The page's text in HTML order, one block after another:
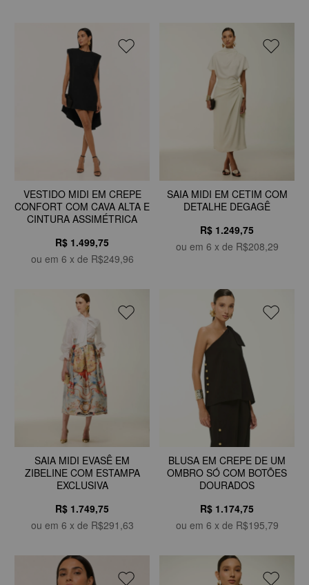
VESTIDO MIDI EM CREPE
CONFORT COM CAVA ALTA E
CINTURA ASSIMÉTRICA
R$ 1.499,75
ou em 6 x de R$249,96
SAIA MIDI EM CETIM COM
DETALHE DEGAGÊ
R$ 1.249,75
ou em 6 x de R$208,29
SAIA MIDI EVASÊ EM
ZIBELINE COM ESTAMPA
EXCLUSIVA
R$ 1.749,75
ou em 6 x de R$291,63
BLUSA EM CREPE DE UM
OMBRO SÓ COM BOTÕES
DOURADOS
R$ 1.174,75
ou em 6 x de R$195,79